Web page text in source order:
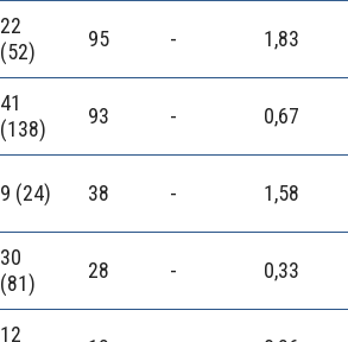
22
(52)
95 - 1,83
41
(138)
93 - 0,67
9 (24) 38 - 1,58
30
(81)
28 - 0,33
12